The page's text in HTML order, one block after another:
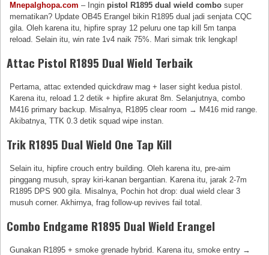
Mnepalghopa.com – Ingin pistol R1895 dual wield combo super
mematikan? Update OB45 Erangel bikin R1895 dual jadi senjata CQC
gila. Oleh karena itu, hipfire spray 12 peluru one tap kill 5m tanpa
reload. Selain itu, win rate 1v4 naik 75%. Mari simak trik lengkap!
Attac Pistol R1895 Dual Wield Terbaik
Pertama, attac extended quickdraw mag + laser sight kedua pistol.
Karena itu, reload 1.2 detik + hipfire akurat 8m. Selanjutnya, combo
M416 primary backup. Misalnya, R1895 clear room → M416 mid range.
Akibatnya, TTK 0.3 detik squad wipe instan.
Trik R1895 Dual Wield One Tap Kill
Selain itu, hipfire crouch entry building. Oleh karena itu, pre-aim
pinggang musuh, spray kiri-kanan bergantian. Karena itu, jarak 2-7m
R1895 DPS 900 gila. Misalnya, Pochin hot drop: dual wield clear 3
musuh corner. Akhirnya, frag follow-up revives fail total.
Combo Endgame R1895 Dual Wield Erangel
Gunakan R1895 + smoke grenade hybrid. Karena itu, smoke entry →